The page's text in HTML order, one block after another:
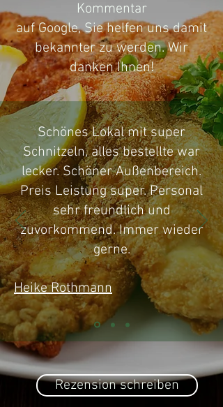
Kommentar
auf Google, Sie helfen uns damit
bekannter zu werden. Wir
danken Ihnen!
Schönes Lokal mit super
Schnitzeln, alles bestellte war
lecker. Schöner Außenbereich.
Preis Leistung super. Personal
sehr freundlich und
zuvorkommend. Immer wieder
gerne.
Heike Rothmann
Rezension schreiben